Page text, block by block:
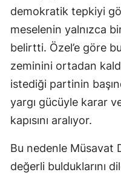
demokratik tepkiyi
meselenin yalnızca
belirtti. Özel’e göre
zeminini ortadan
istediği partinin
yargı gücüyle karar
kapısını aralıyor.
Bu nedenle Müsavat
değerli bulduklarını